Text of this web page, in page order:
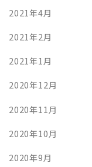
2021年4月
2021年2月
2021年1月
2020年12月
2020年11月
2020年10月
2020年9月